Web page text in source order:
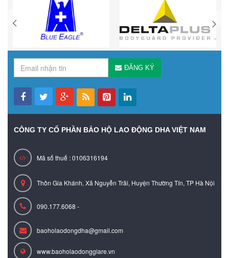
ĐĂNG KÝ
CÔNG TY CỔ PHẦN BẢO HỘ LAO ĐỘNG DHA VIỆT NAM
Mã số thuế : 0106316194
Thôn Gia Khánh, Xã Nguyễn Trãi, Huyện Thường Tín, TP Hà Nội
090.177.6068 -
baoholaodongdha@gmail.com
www.baoholaodonggiare.vn